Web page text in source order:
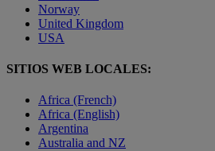
Norway
United Kingdom
USA
SITIOS WEB LOCALES:
Africa (French)
Africa (English)
Argentina
Australia and NZ